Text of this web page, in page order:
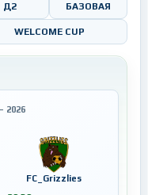
Д2 БАЗОВАЯ
WELCOME CUP
2026
FC_Grizzlies